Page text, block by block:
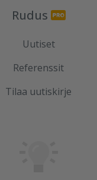
Rudus
Uutiset
Referenssit
Tilaa uutiskirje